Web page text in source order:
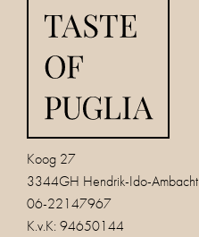
Koog 27
3344GH Hendrik-Ido-Ambacht
06-22147967
K.v.K: 94650144